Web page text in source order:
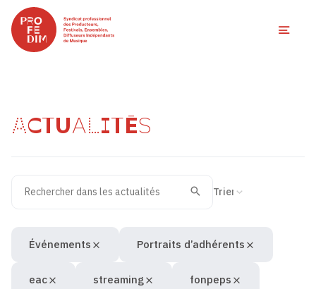
ACTUALITÉS
Recherche
Valider
Événements Portraits d’adhérents
eac streaming fonpeps